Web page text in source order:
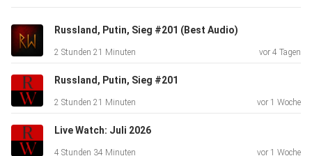
Russland, Putin, Sieg #201 (Best Audio)
2 Stunden 21 Minuten vor 4 Tagen
Russland, Putin, Sieg #201
2 Stunden 21 Minuten vor 1 Woche
Live Watch: Juli 2026
4 Stunden 34 Minuten vor 1 Woche